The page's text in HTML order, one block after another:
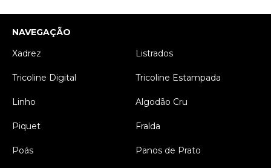
NAVEGAÇÃO
Xadrez
Listrados
Tricoline Digital Tricoline Estampada
Linho Algodão Cru
Piquet Fralda
Poás Panos de Prato